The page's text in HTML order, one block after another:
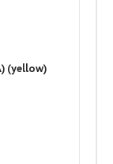
(yellow)